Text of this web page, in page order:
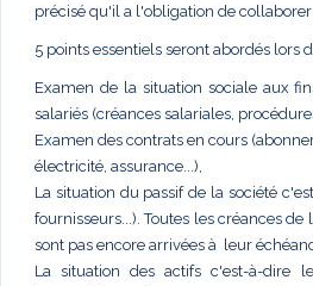
précisé qu'il a l'obligation de collaborer
5 points essentiels seront abordés lors
Examen de la situation sociale aux
salariés (créances salariales,
Examen des contrats en cours
électricité, assurance...),
La situation du passif de la société
fournisseurs...). Toutes les créances
sont pas encore arrivées à leur
La situation des actifs c'est-à-dire